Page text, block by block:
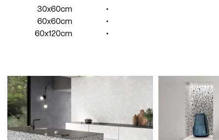
30x60cm
•
60x60cm
•
60x120cm
•